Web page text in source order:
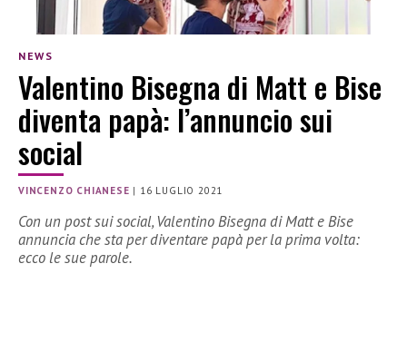
NEWS
Valentino Bisegna di Matt e Bise
diventa papà: l’annuncio sui
social
VINCENZO CHIANESE | 16 LUGLIO 2021
Con un post sui social, Valentino Bisegna di Matt e Bise
annuncia che sta per diventare papà per la prima volta:
ecco le sue parole.